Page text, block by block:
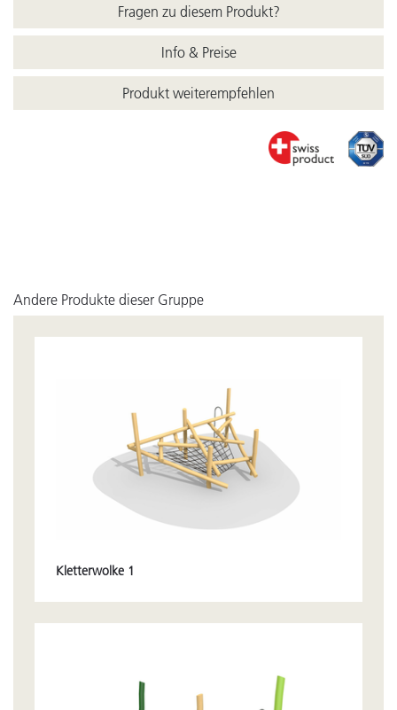
Fragen zu diesem Produkt?
Info & Preise
Produkt weiterempfehlen
Andere Produkte dieser Gruppe
Kletterwolke 1